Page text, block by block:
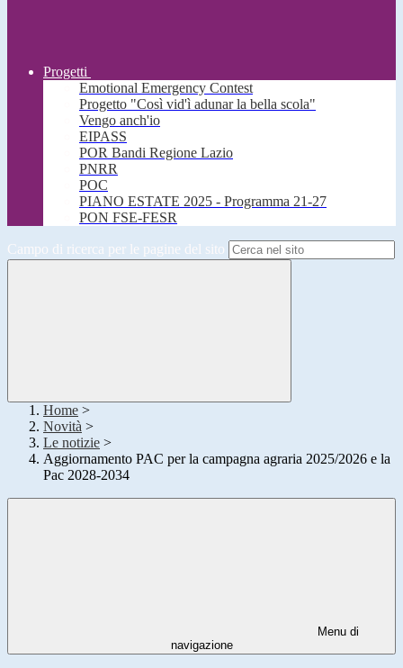
Progetti
Emotional Emergency Contest
Progetto "Così vid'ì adunar la bella scola"
Vengo anch'io
EIPASS
POR Bandi Regione Lazio
PNRR
POC
PIANO ESTATE 2025 - Programma 21-27
PON FSE-FESR
Campo di ricerca per le pagine del sito
Home >
Novità >
Le notizie >
Aggiornamento PAC per la campagna agraria 2025/2026 e la
Pac 2028-2034
Menu di
navigazione